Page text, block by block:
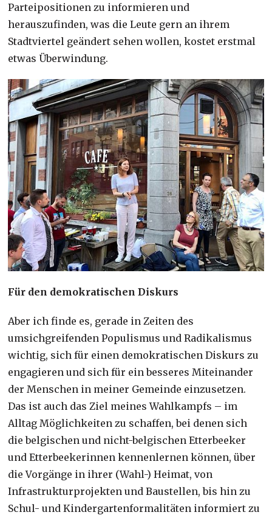
Parteipositionen zu informieren und
herauszufinden, was die Leute gern an ihrem
Stadtviertel geändert sehen wollen, kostet erstmal
etwas Überwindung.
Für den demokratischen Diskurs
Aber ich finde es, gerade in Zeiten des
umsichgreifenden Populismus und Radikalismus
wichtig, sich für einen demokratischen Diskurs zu
engagieren und sich für ein besseres Miteinander
der Menschen in meiner Gemeinde einzusetzen.
Das ist auch das Ziel meines Wahlkampfs – im
Alltag Möglichkeiten zu schaffen, bei denen sich
die belgischen und nicht-belgischen Etterbeeker
und Etterbeekerinnen kennenlernen können, über
die Vorgänge in ihrer (Wahl-) Heimat, von
Infrastrukturprojekten und Baustellen, bis hin zu
Schul- und Kindergartenformalitäten informiert zu